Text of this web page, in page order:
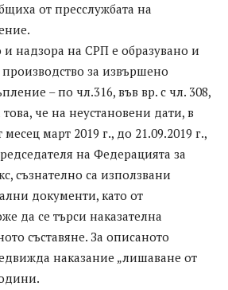
от пресслужбата на
и надзора на СРП е образувано и
за извършено
– по чл.316, във вр. с чл. 308,
това, че на неустановени дати, в
март 2019 г., до 21.09.2019 г.,
на Федерацията за
съзнателно са използвани
документи, като от
да се търси наказателна
съставяне. За описаното
наказание „лишаване от